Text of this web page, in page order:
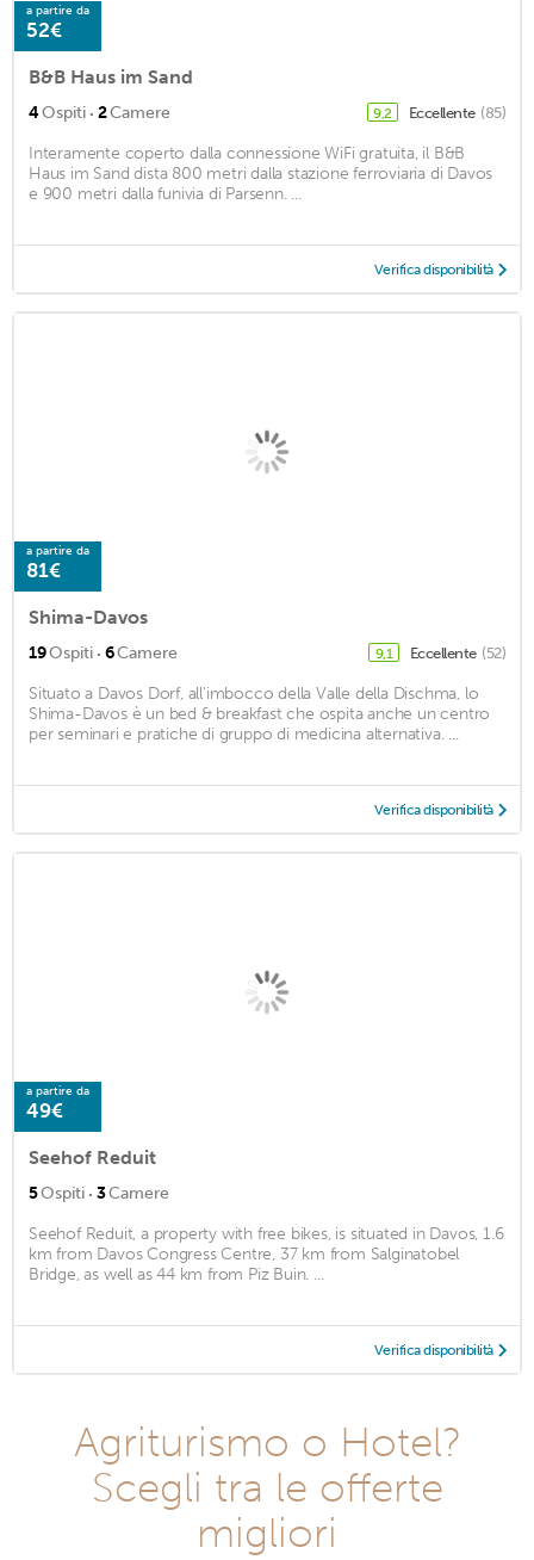
a partire da
52€
B&B Haus im Sand
4Ospiti · 2Camere 9,2 Eccellente (85)
Interamente coperto dalla connessione WiFi gratuita, il B&B
Haus im Sand dista 800 metri dalla stazione ferroviaria di Davos
e 900 metri dalla funivia di Parsenn. ...
Verifica disponibilità
a partire da
81€
Shima-Davos
19Ospiti · 6Camere 9,1 Eccellente (52)
Situato a Davos Dorf, all'imbocco della Valle della Dischma, lo
Shima-Davos è un bed & breakfast che ospita anche un centro
per seminari e pratiche di gruppo di medicina alternativa. ...
Verifica disponibilità
a partire da
49€
Seehof Reduit
5Ospiti · 3Camere
Seehof Reduit, a property with free bikes, is situated in Davos, 1.6
km from Davos Congress Centre, 37 km from Salginatobel
Bridge, as well as 44 km from Piz Buin. ...
Verifica disponibilità
Agriturismo o Hotel?
Scegli tra le offerte
migliori